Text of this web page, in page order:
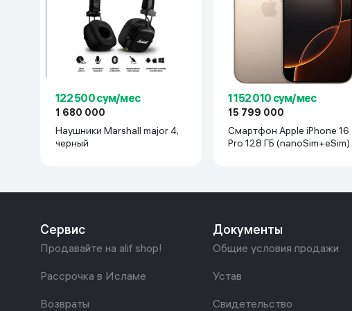
122 500 сум/мес
1 680 000
Наушники Marshall major 4,
черный
1 152 010 сум/мес
15 799 000
Смартфон Apple iPhone 16
Pro 128 ГБ (nanoSim+eSim),
Сервис
Продавайте на alif shop!
Рассрочка в Исламе
Возвраты
Документы
Общие условия продажи
Устав
Свидетельство